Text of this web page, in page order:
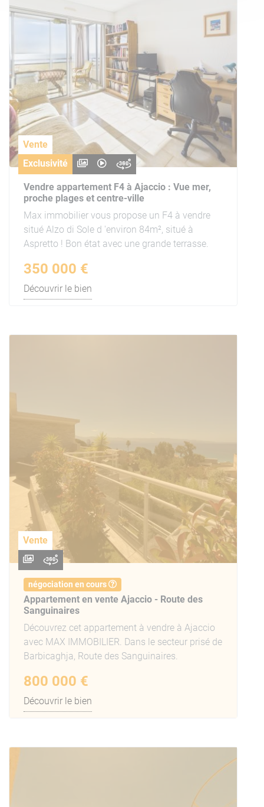
Vente
Exclusivité
Vendre appartement F4 à Ajaccio : Vue mer,
proche plages et centre-ville
Max immobilier vous propose un F4 à vendre
situé Alzo di Sole d 'environ 84m², situé à
Aspretto ! Bon état avec une grande terrasse.
350 000 €
Découvrir le bien
Vente
négociation en cours
Appartement en vente Ajaccio - Route des
Sanguinaires
Découvrez cet appartement à vendre à Ajaccio
avec MAX IMMOBILIER. Dans le secteur prisé de
Barbicaghja, Route des Sanguinaires.
800 000 €
Découvrir le bien